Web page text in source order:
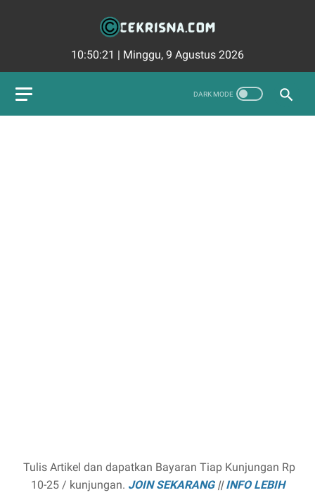
10:50:22 | Minggu, 9 Agustus 2026
Tulis Artikel dan dapatkan Bayaran Tiap Kunjungan Rp
10-25 / kunjungan. JOIN SEKARANG||INFO LEBIH